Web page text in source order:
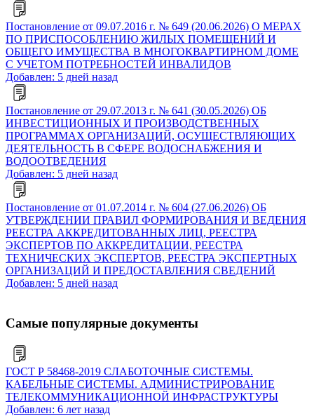
Постановление от 09.07.2016 г. № 649 (20.06.2026) О МЕРАХ
ПО ПРИСПОСОБЛЕНИЮ ЖИЛЫХ ПОМЕЩЕНИЙ И
ОБЩЕГО ИМУЩЕСТВА В МНОГОКВАРТИРНОМ ДОМЕ
С УЧЕТОМ ПОТРЕБНОСТЕЙ ИНВАЛИДОВ
Добавлен: 5 дней назад
Постановление от 29.07.2013 г. № 641 (30.05.2026) ОБ
ИНВЕСТИЦИОННЫХ И ПРОИЗВОДСТВЕННЫХ
ПРОГРАММАХ ОРГАНИЗАЦИЙ, ОСУЩЕСТВЛЯЮЩИХ
ДЕЯТЕЛЬНОСТЬ В СФЕРЕ ВОДОСНАБЖЕНИЯ И
ВОДООТВЕДЕНИЯ
Добавлен: 5 дней назад
Постановление от 01.07.2014 г. № 604 (27.06.2026) ОБ
УТВЕРЖДЕНИИ ПРАВИЛ ФОРМИРОВАНИЯ И ВЕДЕНИЯ
РЕЕСТРА АККРЕДИТОВАННЫХ ЛИЦ, РЕЕСТРА
ЭКСПЕРТОВ ПО АККРЕДИТАЦИИ, РЕЕСТРА
ТЕХНИЧЕСКИХ ЭКСПЕРТОВ, РЕЕСТРА ЭКСПЕРТНЫХ
ОРГАНИЗАЦИЙ И ПРЕДОСТАВЛЕНИЯ СВЕДЕНИЙ
Добавлен: 5 дней назад
Самые популярные документы
ГОСТ Р 58468-2019 СЛАБОТОЧНЫЕ СИСТЕМЫ.
КАБЕЛЬНЫЕ СИСТЕМЫ. АДМИНИСТРИРОВАНИЕ
ТЕЛЕКОММУНИКАЦИОННОЙ ИНФРАСТРУКТУРЫ
Добавлен: 6 лет назад